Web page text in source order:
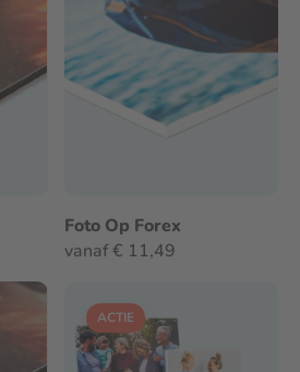
Foto Op Forex
vanaf € 11,49
ACTIE